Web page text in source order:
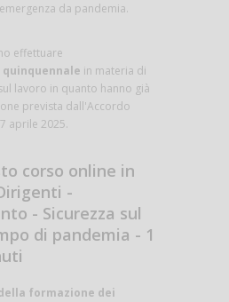
da pandemia.
effettuare
in materia di
lavoro in quanto hanno già
prevista dall'Accordo
aprile 2025.
corso online in
-
- Sicurezza sul
di pandemia - 1
formazione dei